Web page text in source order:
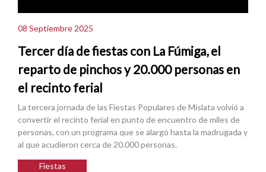
08 Septiembre 2025
Tercer día de fiestas con La Fúmiga, el
reparto de pinchos y 20.000 personas en
el recinto ferial
La tercera jornada de las Fiestas Populares de Mislata volvió a
convertir el recinto ferial en punto de encuentro de miles de
personas, con un programa que se alargó hasta la madrugada y
al que acudieron cerca de 20.000 personas.
Fiestas